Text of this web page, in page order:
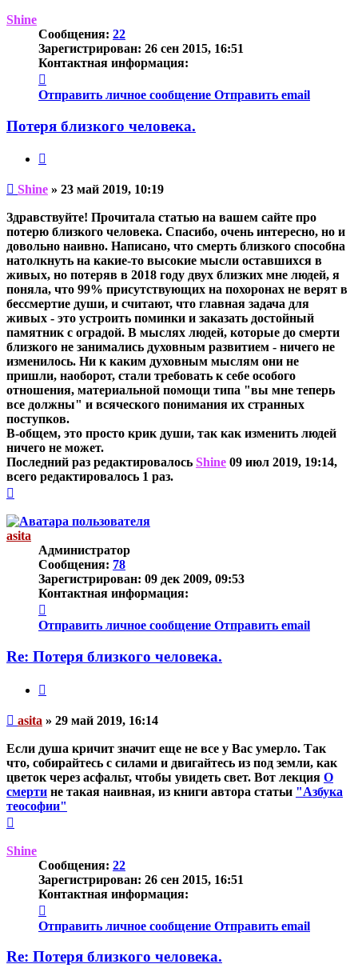
Shine
Сообщения: 22
Зарегистрирован: 26 сен 2015, 16:51
Контактная информация:
информация
пользователя
Shine
Отправить личное сообщение Отправить email
Потеря близкого человека.
Непрочитанное
Shine » 23 май 2019, 10:19
Здравствуйте! Прочитала статью на вашем сайте про
потерю близкого человека. Спасибо, очень интересно, но и
довольно наивно. Написано, что смерть близкого способна
натолкнуть на какие-то высокие мысли оставшихся в
живых, но потеряв в 2018 году двух близких мне людей, я
поняла, что 99% присутствующих на похоронах не верят в
бессмертие души, и считают, что главная задача для
живых - это устроить поминки и заказать достойный
памятник с оградой. В мыслях людей, которые до смерти
близкого не занимались духовным развитием - ничего не
изменилось. Ни к каким духовным мыслям они не
пришли, наоборот, стали требовать к себе особого
отношения, материальной помощи типа "вы мне теперь
все должны" и всяческого понимания их странных
поступков.
В-общем, это просто крик души, так как изменить людей
ничего не может.
Последний раз редактировалось Shine 09 июл 2019, 19:14,
всего редактировалось 1 раз.
началу
asita
Администратор
Сообщения: 78
Зарегистрирован: 09 дек 2009, 09:53
Контактная информация:
информация
пользователя
Отправить личное сообщение Отправить email
Re: Потеря близкого человека.
Непрочитанное
asita » 29 май 2019, 16:14
Если душа кричит значит еще не все у Вас умерло. Так
что, собирайтесь с силами и двигайтесь из под земли, как
цветок через асфальт, чтобы увидеть свет. Вот лекция О
смерти не такая наивная, из книги автора статьи "Азбука
теософии"
началу
Shine
Сообщения: 22
Зарегистрирован: 26 сен 2015, 16:51
Контактная информация:
информация
пользователя
Отправить личное сообщение Отправить email
Re: Потеря близкого человека.